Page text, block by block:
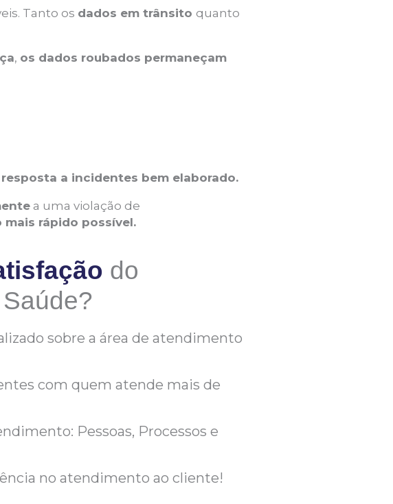
Tanto os dados em trânsito quanto
, os dados roubados permaneçam
a incidentes bem elaborado.
a uma violação de
rápido possível.
do
sobre a área de atendimento
com quem atende mais de
Pessoas, Processos e
no atendimento ao cliente!